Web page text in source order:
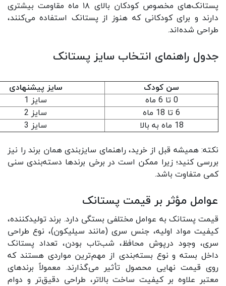
پستانک‌های مخصوص کودکان بالای ۱۸ ماه مقاومت بیشتری
دارند و برای کودکانی که هنوز از پستانک استفاده می‌کنند،
طراحی شده‌اند.
جدول راهنمای انتخاب سایز پستانک
سن کودک
سایز پیشنهادی
0 تا 6 ماه
سایز 1
6 تا 18 ماه
سایز 2
18 ماه به بالا
سایز 3
نکته: همیشه قبل از خرید، راهنمای سایزبندی همان برند را نیز
بررسی کنید؛ زیرا ممکن است در برخی برندها دسته‌بندی سنی
کمی متفاوت باشد.
عوامل مؤثر بر قیمت پستانک
قیمت پستانک به عوامل مختلفی بستگی دارد. برند تولیدکننده،
کیفیت مواد اولیه، جنس سری (مانند سیلیکون)، نوع طراحی
سری، وجود درپوش محافظ، شب‌تاب بودن، تعداد پستانک
داخل بسته و نوع بسته‌بندی از مهم‌ترین مواردی هستند که
روی قیمت نهایی محصول تأثیر می‌گذارند. معمولاً برندهای
معتبر علاوه بر کیفیت ساخت بالاتر، طراحی دقیق‌تر و دوام